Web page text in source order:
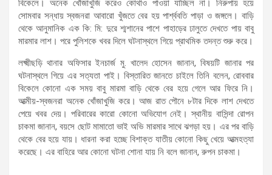
বিকেলে। অনেক খোঁজাখুজি করেও কোথাও পাওয়া যাচ্ছিল না। নিরুপায় হয়ে
সোমবার সন্ধায় স্বজনরা আবারো খুঁজতে বের হয় পার্শ্ববতি পাড়া ও জঙ্গলে। বাড়ি
থেকে আনুমানিক এক কি: মি: দুরে শ্মশানের পাশে পাহাড়ের ঢালুতে দেখতে পায় বাবু
মারমার লাশ। পরে পুলিশকে খবর দিলে ঘটনাস্থলে গিয়ে প্রাথমিক তদন্ত শুরু করে।
লক্ষ্মীছড়ি থানার অফিসার ইনচার্জ মু. খালেদ হোসেন জানান, বিষয়টি জানার পর
ঘটনাস্থলে গিয়ে এর সত্যতা পাই। বিস্তারিত জানতে চাইলে তিনি বলেন, রোববার
বিকেলে কোনো এক সময় বাবু মারমা বাড়ি থেকে বের হয়ে গেলে আর ফিরে নি।
আত্মীয়-স্বজনরা অনেক খোঁজাখুজি করে। আজ রাত পৌনে ৮টার দিকে লাশ দেখতে
পেয়ে খবর দেয়। পরিবারের কারো কোনো অভিযোগ নেই। স্থানীয় বাসিন্দা রোপন
চাকমা জানান, বয়সে ছোট মামাতো ভাই অভি মারমার সাথে ঝগড়া হয়। এর পর বাড়ি
থেকে বের হয়ে যায়। ধারনা করা হচ্ছে বিশাক্ত যাতীয় কোনো কিছু খেয়ে আত্মহত্যা
করেছে। এর বাহিরে আর কোনো ঘটনা শোনা যায় নি বলে জানান, রুপন চাকমা।